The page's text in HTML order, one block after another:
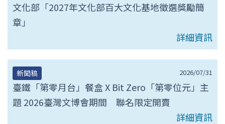
文化部「2027年文化部百大文化基地徵選獎勵簡
章」
詳細資訊
2026/07/31
新聞稿
臺鐵「第零月台」餐盒 X Bit Zero「第零位元」主
題 2026臺灣文博會期間 聯名限定開賣
詳細資訊